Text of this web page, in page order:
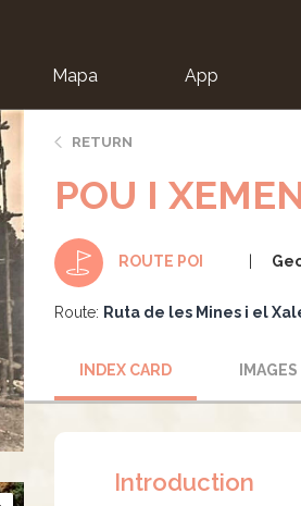
Mapa App
RETURN
POU I
ROUTE POI
Route: Ruta de les Mines i el
INDEX CARD IMAGES
Introduction